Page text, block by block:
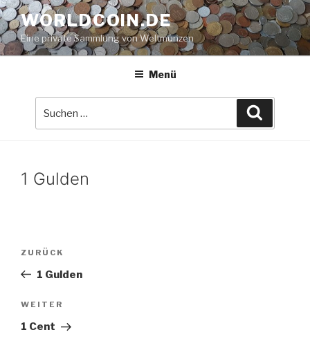
Zum
Inhalt
springen
WORLDCOIN.DE
Eine private Sammlung von Weltmünzen
Menü
1 Gulden
Beitrags-
Vorheriger
Beitrag
ZURÜCK
1 Gulden
Nächster
Beitrag
WEITER
1 Cent